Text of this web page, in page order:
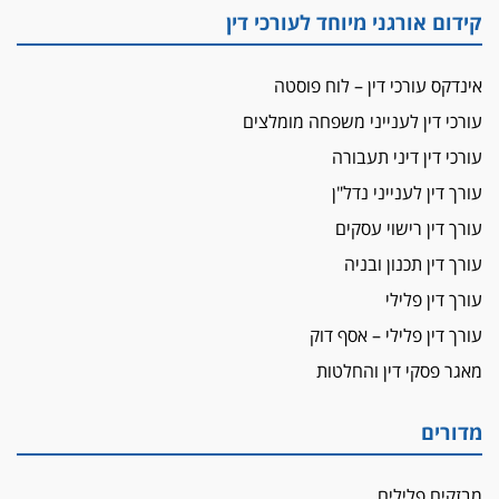
על המידתיות
ביה"ד המשמעתי ביטל השעיה לצמיתות של
אשם
עו"ד הלל בבייב הורשע בהונאת עשרות לקוחות,
ההסדר: 7-9 שנות מאסר
דין ומקרקעין
עורך דין ברמת השרון נחקר בחשד למרמה בעסקת
"אני מכינה 5-6 ג'וינטים ביום"
שנחשף בפעילות בלשים בטלגרם
לא בכל יום
הכנסת אישרה
קידום אורגני מיוחד לעורכי דין
אינדקס עורכי דין – לוח פוסטה
עורכי דין לענייני משפחה מומלצים
עורכי דין דיני תעבורה
עורך דין לענייני נדל"ן
עורך דין רישוי עסקים
עורך דין תכנון ובניה
עורך דין פלילי
עורך דין פלילי – אסף דוק
מאגר פסקי דין והחלטות
מדורים